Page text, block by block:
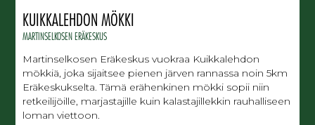
KUIKKALEHDON MÖKKI
MARTINSELKOSEN ERÄKESKUS
Martinselkosen Eräkeskus vuokraa Kuikkalehdon
mökkiä, joka sijaitsee pienen järven rannassa noin 5km
Eräkeskukselta. Tämä erähenkinen mökki sopii niin
retkeilijöille, marjastajille kuin kalastajillekkin rauhalliseen
loman viettoon.